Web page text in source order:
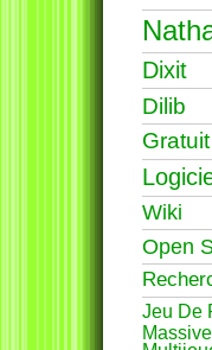
Dixit
Dilib
Gratuit
Wiki
Open
Jeu De